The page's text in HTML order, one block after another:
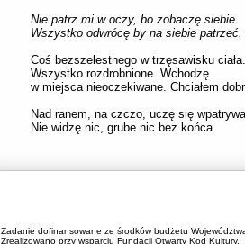
Nie patrz mi w oczy, bo zobaczę siebie.
Wszystko odwrócę by na siebie patrzeć.
Coś bezszelestnego w trzęsawisku ciała.
Wszystko rozdrobnione. Wchodzę
w miejsca nieoczekiwane. Chciałem
Nad ranem, na czczo, uczę się
Nie widzę nic, grube nic bez końca.
Zadanie dofinansowane ze środków budżetu
Zrealizowano przy wsparciu Fundacji Otwarty Kod Kultury.